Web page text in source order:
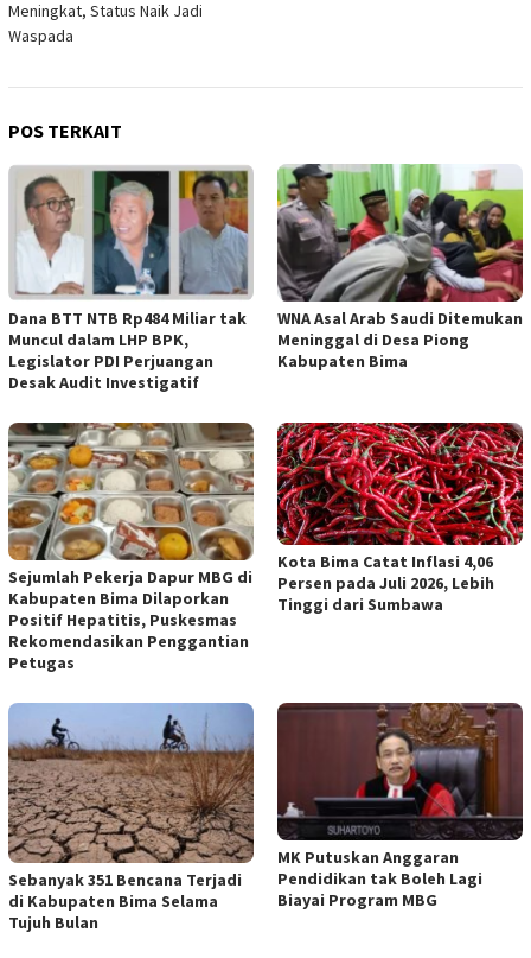
Meningkat, Status Naik Jadi
Waspada
POS TERKAIT
Dana BTT NTB Rp484 Miliar tak
Muncul dalam LHP BPK,
Legislator PDI Perjuangan
Desak Audit Investigatif
WNA Asal Arab Saudi Ditemukan
Meninggal di Desa Piong
Kabupaten Bima
Sejumlah Pekerja Dapur MBG di
Kabupaten Bima Dilaporkan
Positif Hepatitis, Puskesmas
Rekomendasikan Penggantian
Petugas
Kota Bima Catat Inflasi 4,06
Persen pada Juli 2026, Lebih
Tinggi dari Sumbawa
Sebanyak 351 Bencana Terjadi
di Kabupaten Bima Selama
Tujuh Bulan
MK Putuskan Anggaran
Pendidikan tak Boleh Lagi
Biayai Program MBG